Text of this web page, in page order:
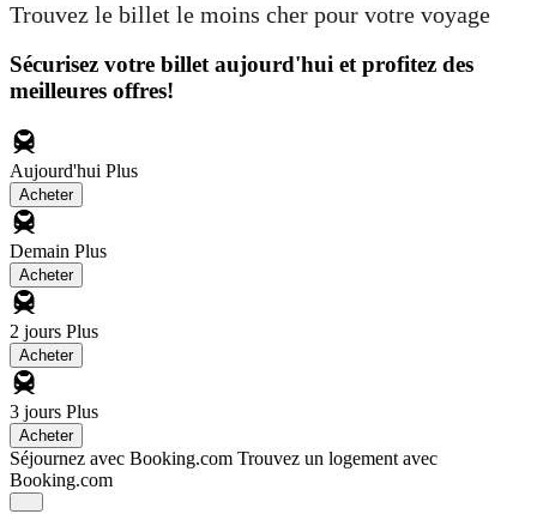
Trouvez le billet le moins cher pour votre voyage
Sécurisez votre billet aujourd'hui et profitez des
meilleures offres!
Aujourd'hui Plus
Acheter
Demain Plus
Acheter
2 jours Plus
Acheter
3 jours Plus
Acheter
Séjournez avec Booking.com Trouvez un logement avec
Booking.com